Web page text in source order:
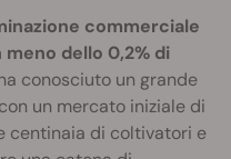
commerciale
dello 0,2% di
conosciuto un grande
un mercato iniziale di
centinaia di coltivatori e